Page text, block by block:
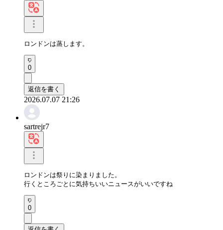
ロンドンは蒸します。
0
返信を書く
2026.07.07 21:26
sartrejr7
ロンドンは祭りに染まりました。
行くところごとに気持ちいいニュースがいいですね
0